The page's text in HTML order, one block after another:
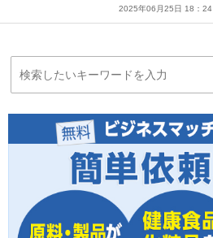
2025年06月25日 18：24